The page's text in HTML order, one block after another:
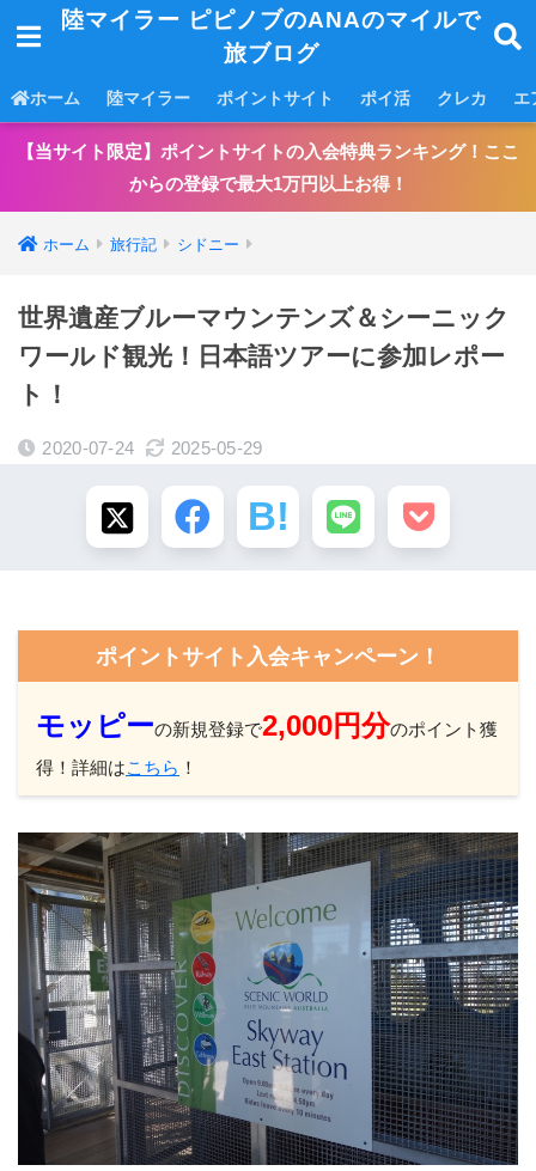
陸マイラー ピピノブのANAのマイルで
旅ブログ
ホーム 陸マイラー ポイントサイト ポイ活 クレカ エ
【当サイト限定】ポイントサイトの入会特典ランキング！ここ
からの登録で最大1万円以上お得！
ホーム 旅行記 シドニー
世界遺産ブルーマウンテンズ＆シーニック
ワールド観光！日本語ツアーに参加レポー
ト！
2020-07-24 2025-05-29
ポイントサイト入会キャンペーン！
モッピーの新規登録で2,000円分のポイント獲
得！詳細はこちら ！